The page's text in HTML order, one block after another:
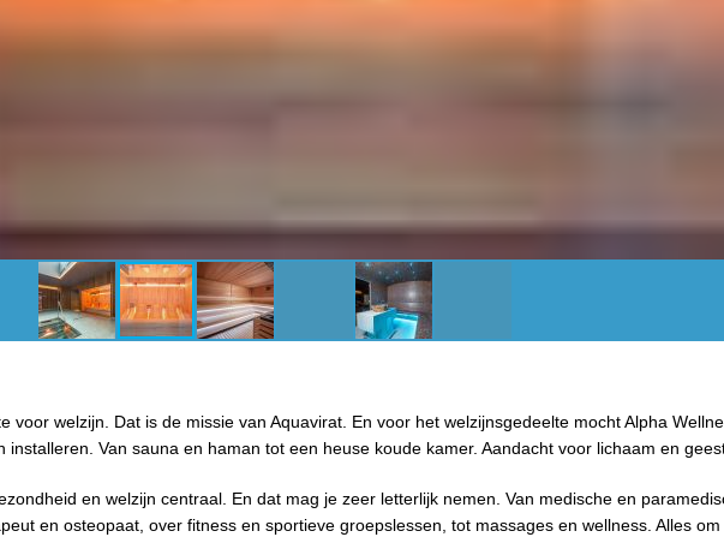
voor welzijn. Dat is de missie van Aquavirat. En voor het welzijnsgedeelte mocht Alpha
installeren. Van sauna en haman tot een heuse koude kamer. Aandacht voor lichaam en
en welzijn centraal. En dat mag je zeer letterlijk nemen. Van medische en
en osteopaat, over fitness en sportieve groepslessen, tot massages en wellness. Alles